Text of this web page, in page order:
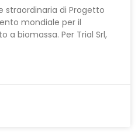
straordinaria di Progetto
mondiale per il
a biomassa. Per Trial Srl,